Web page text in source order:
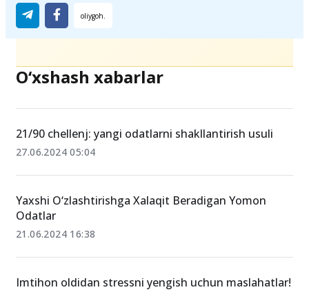
O‘xshash xabarlar
21/90 chellenj: yangi odatlarni shakllantirish usuli
27.06.2024 05:04
Yaxshi O‘zlashtirishga Xalaqit Beradigan Yomon
Odatlar
21.06.2024 16:38
Imtihon oldidan stressni yengish uchun maslahatlar!